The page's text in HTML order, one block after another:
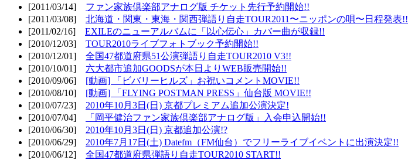
[2011/03/14] ファン家族倶楽部アナログ版 チケット先行予約開始!!
[2011/03/08] 北海道・関東・東海・関西弾語り自走TOUR2011〜ニッポンの唄〜日程発表!!
[2011/02/16] EXILEのニューアルバムに「以心伝心」カバー曲が収録!!
[2010/12/03] TOUR2010ライブフォトブック予約開始!!
[2010/12/01] 全国47都道府県51公演弾語り自走TOUR2010 V3!!
[2010/10/01] 六大都市追加GOODSが本日よりWEB販売開始!!
[2010/09/06] [動画] 「ビバリーヒルズ」お祝いコメントMOVIE!!
[2010/08/10] [動画] 「FLYING POSTMAN PRESS」仙台版 MOVIE!!
[2010/07/23] 2010年10月3日(日) 京都プレミアム追加公演決定!
[2010/07/04]
「岡平健治ファン家族倶楽部アナログ版」入会申込開始!!
[2010/06/30] 2010年10月3日(日) 京都追加公演!?
[2010/06/29] 2010年7月17日(土) Datefm（FM仙台）でフリーライブイベントに出演決定!!
[2010/06/12] 全国47都道府県弾語り自走TOUR2010 START!!